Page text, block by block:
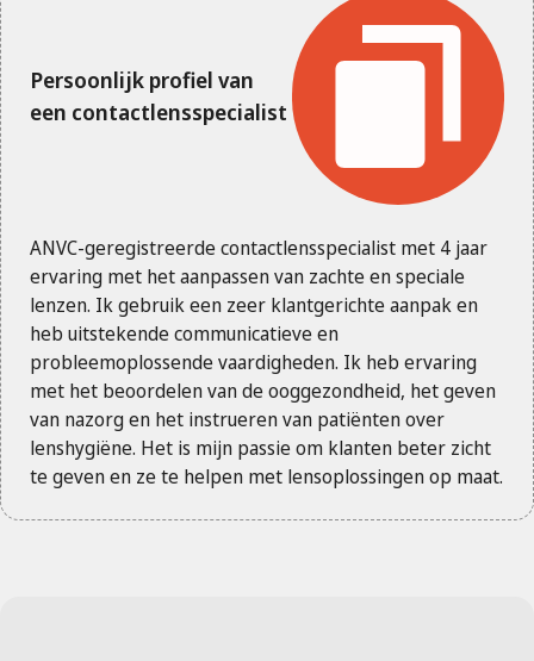
Persoonlijk profiel van
een contactlensspecialist
ANVC-geregistreerde contactlensspecialist met 4 jaar
ervaring met het aanpassen van zachte en speciale
lenzen. Ik gebruik een zeer klantgerichte aanpak en
heb uitstekende communicatieve en
probleemoplossende vaardigheden. Ik heb ervaring
met het beoordelen van de ooggezondheid, het geven
van nazorg en het instrueren van patiënten over
lenshygiëne. Het is mijn passie om klanten beter zicht
te geven en ze te helpen met lensoplossingen op maat.